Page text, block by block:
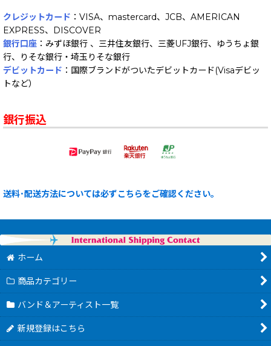
クレジットカード ：VISA、mastercard、JCB、AMERICAN
EXPRESS、DISCOVER
銀行口座 ：みずほ銀行 、三井住友銀行、三菱UFJ銀行、ゆうちょ銀
行、りそな銀行・埼玉りそな銀行
デビットカード ：国際ブランドがついたデビットカード(Visaデビッ
トなど）
銀行振込
送料･配送方法については必ずこちらをご確認ください。
ホーム
商品カテゴリー
バンド＆アーティスト一覧
新規登録はこちら